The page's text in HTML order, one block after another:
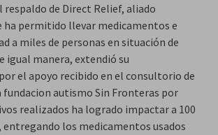
de Direct Relief, aliado
ha permitido llevar medicamentos e
a miles de personas en situación de
igual manera, extendió su
el apoyo recibido en el consultorio de
fundacion autismo Sin Fronteras por
realizados ha logrado impactar a 100
los medicamentos usados